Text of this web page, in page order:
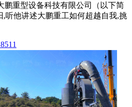
鹏重型设备科技有限公司（以下简
听他讲述大鹏重工如何超越自我,挑